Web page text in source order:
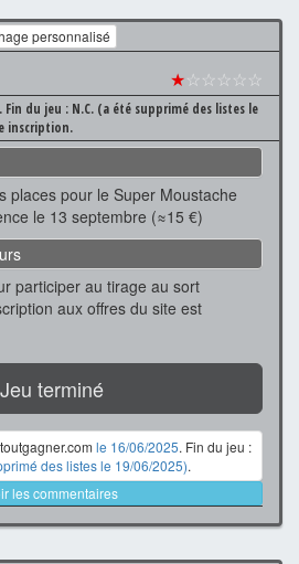
personnalisé
★☆☆☆☆☆
Fin du jeu : N.C. (a été supprimé des listes le
inscription.
places pour le Super Moustache
le 13 septembre (≈15 €)
participer au tirage au sort
aux offres du site est
Jeu terminé
le 16/06/2025. Fin du jeu :
des listes le 19/06/2025).
les commentaires